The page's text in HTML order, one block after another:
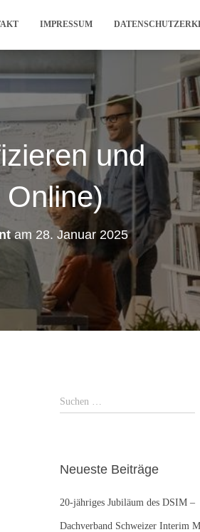
IMPRESSUM
und
am 28. Januar 2025
u
n
a
c
Suchen …
Neueste Beiträge
20-jähriges Jubiläum des DSIM –
Dachverband Schweizer Interim